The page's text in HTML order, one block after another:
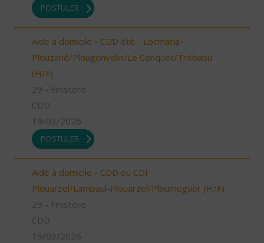
POSTULER
Aide à domicile - CDD été - Locmaria-
Plouzané/Plougonvelin/Le Conquet/Trébabu
(H/F)
29 - Finistère
CDD
19/03/2026
POSTULER
Aide à domicile - CDD ou CDI -
Plouarzel/Lampaul-Plouarzel/Ploumoguer (H/F)
29 - Finistère
CDD
19/03/2026